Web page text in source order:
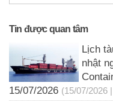
Tin được quan tâm
Lịch
nhật
15/07/2026 (15/07/2026